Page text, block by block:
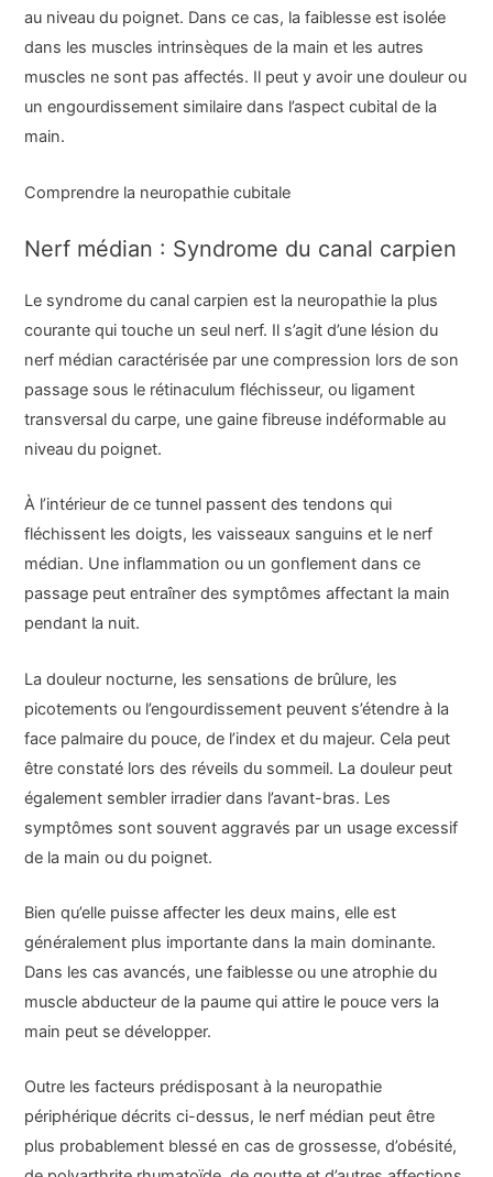
au niveau du poignet. Dans ce cas, la faiblesse est isolée
dans les muscles intrinsèques de la main et les autres
muscles ne sont pas affectés. Il peut y avoir une douleur ou
un engourdissement similaire dans l’aspect cubital de la
main.
Comprendre la neuropathie cubitale
Nerf médian : Syndrome du canal carpien
Le syndrome du canal carpien est la neuropathie la plus
courante qui touche un seul nerf. Il s’agit d’une lésion du
nerf médian caractérisée par une compression lors de son
passage sous le rétinaculum fléchisseur, ou ligament
transversal du carpe, une gaine fibreuse indéformable au
niveau du poignet.
À l’intérieur de ce tunnel passent des tendons qui
fléchissent les doigts, les vaisseaux sanguins et le nerf
médian. Une inflammation ou un gonflement dans ce
passage peut entraîner des symptômes affectant la main
pendant la nuit.
La douleur nocturne, les sensations de brûlure, les
picotements ou l’engourdissement peuvent s’étendre à la
face palmaire du pouce, de l’index et du majeur. Cela peut
être constaté lors des réveils du sommeil. La douleur peut
également sembler irradier dans l’avant-bras. Les
symptômes sont souvent aggravés par un usage excessif
de la main ou du poignet.
Bien qu’elle puisse affecter les deux mains, elle est
généralement plus importante dans la main dominante.
Dans les cas avancés, une faiblesse ou une atrophie du
muscle abducteur de la paume qui attire le pouce vers la
main peut se développer.
Outre les facteurs prédisposant à la neuropathie
périphérique décrits ci-dessus, le nerf médian peut être
plus probablement blessé en cas de grossesse, d’obésité,